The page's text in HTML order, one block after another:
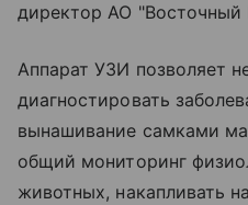
директор АО
Аппарат УЗИ позволяет
диагностировать
вынашивание самками
общий мониторинг
животных, накапливать